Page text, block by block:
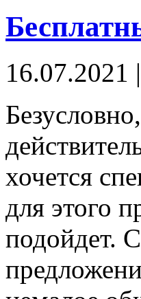
16.07.2021
хочется
для этого
подойдет.